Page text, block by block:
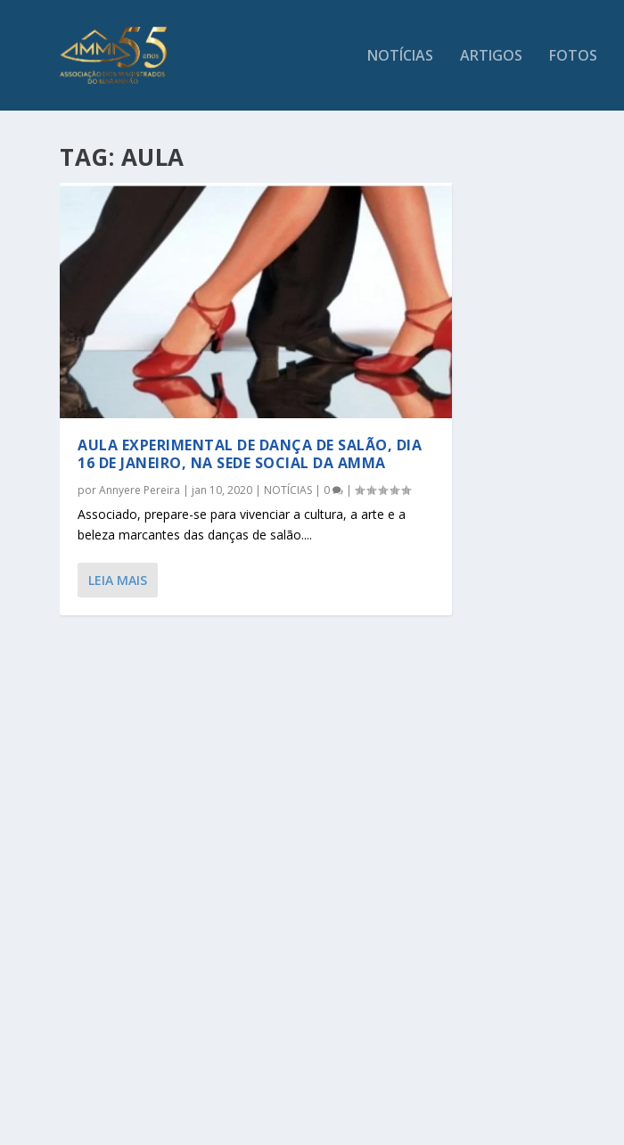
NOTÍCIAS ARTIGOS FOTOS
TAG: AULA
AULA EXPERIMENTAL DE DANÇA DE SALÃO, DIA
16 DE JANEIRO, NA SEDE SOCIAL DA AMMA
porAnnyere Pereira | jan 10, 2020 | NOTÍCIAS | 0 |
Associado, prepare-se para vivenciar a cultura, a arte e a
beleza marcantes das danças de salão....
LEIA MAIS